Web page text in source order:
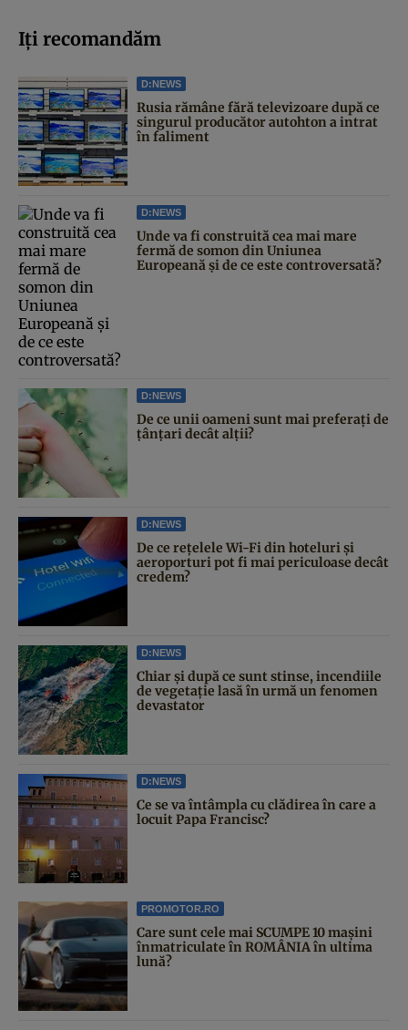
Iți recomandăm
D:NEWS
Rusia rămâne fără televizoare după ce
singurul producător autohton a intrat
în faliment
D:NEWS
Unde va fi construită cea mai mare
fermă de somon din Uniunea
Europeană și de ce este controversată?
D:NEWS
De ce unii oameni sunt mai preferați de
țânțari decât alții?
D:NEWS
De ce rețelele Wi-Fi din hoteluri și
aeroporturi pot fi mai periculoase decât
credem?
D:NEWS
Chiar și după ce sunt stinse, incendiile
de vegetație lasă în urmă un fenomen
devastator
D:NEWS
Ce se va întâmpla cu clădirea în care a
locuit Papa Francisc?
PROMOTOR.RO
Care sunt cele mai SCUMPE 10 mașini
înmatriculate în ROMÂNIA în ultima
lună?